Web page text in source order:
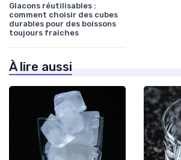
Glacons réutilisables :
comment choisir des cubes
durables pour des boissons
toujours fraîches
À lire aussi